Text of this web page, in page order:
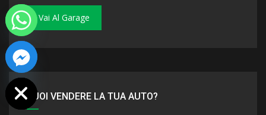
Vai Al Garage
VUOI VENDERE LA TUA AUTO?